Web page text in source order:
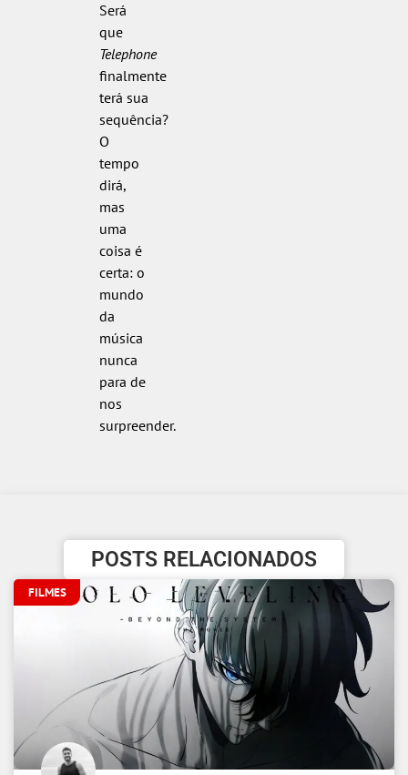
Será
que
Telephone
finalmente
terá sua
sequência?
O
tempo
dirá,
mas
uma
coisa é
certa: o
mundo
da
música
nunca
para de
nos
surpreender.
POSTS RELACIONADOS
FILMES